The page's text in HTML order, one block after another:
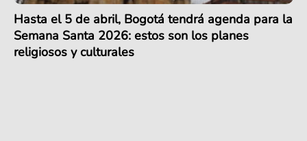
Hasta el 5 de abril, Bogotá tendrá agenda para la
Semana Santa 2026: estos son los planes
religiosos y culturales